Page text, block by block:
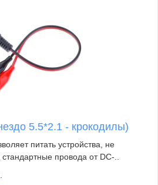
5.5*2.1 - крокодилы)
питать устройства, не
провода от DC-..